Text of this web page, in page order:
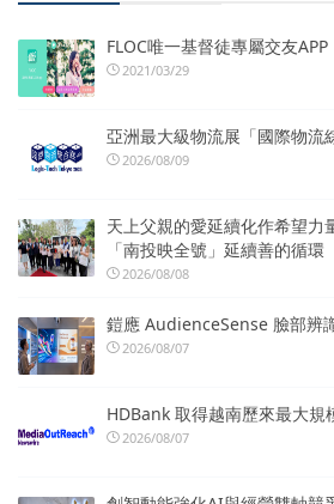
FLOC唯一基督徒專屬交友
2021/03/29
亞洲最大級物流展「國際物流
2026/08/09
天上父親的愛延續化作希望力
「南投映全號」延續善的循環
2026/08/08
鎧應 AudienceSense 臉部辨
2026/08/07
HDBank 取得越南歷來最大規
2026/08/07